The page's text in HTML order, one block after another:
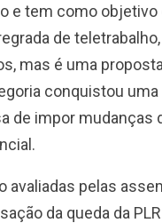
e tem como
de
mas é uma
conquistou
de impor mudanças
avaliadas pelas
da queda da